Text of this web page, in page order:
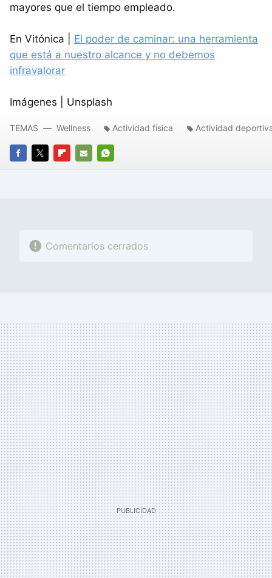
mayores que el tiempo empleado.
En Vitónica | El poder de caminar: una herramienta
que está a nuestro alcance y no debemos
infravalorar
Imágenes | Unsplash
FACEBOOK
TWITTERFLIPBOARD
E-
WHATSAPP
TEMAS Wellness Actividad física Actividad
Comentarios cerrados